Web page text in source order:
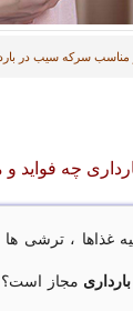
مناسب سرکه سیب در
چه فواید و
غذاها ، ترشی
مجاز است؟